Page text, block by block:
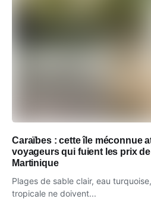
Caraïbes : cette île méconnue
voyageurs qui fuient les prix
Martinique
Plages de sable clair, eau
tropicale ne doivent...